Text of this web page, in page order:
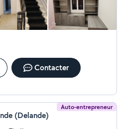
Contacter
Auto-entrepreneur
(Delande)